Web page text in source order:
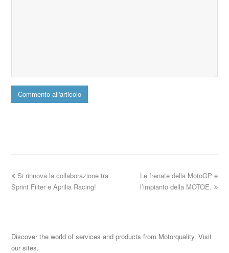
Le frenate della MotoGP e
l’impianto della MOTOE.
Si rinnova la collaborazione tra
Sprint Filter e Aprilia Racing!
Discover the world of services and products from Motorquality. Visit
our sites.